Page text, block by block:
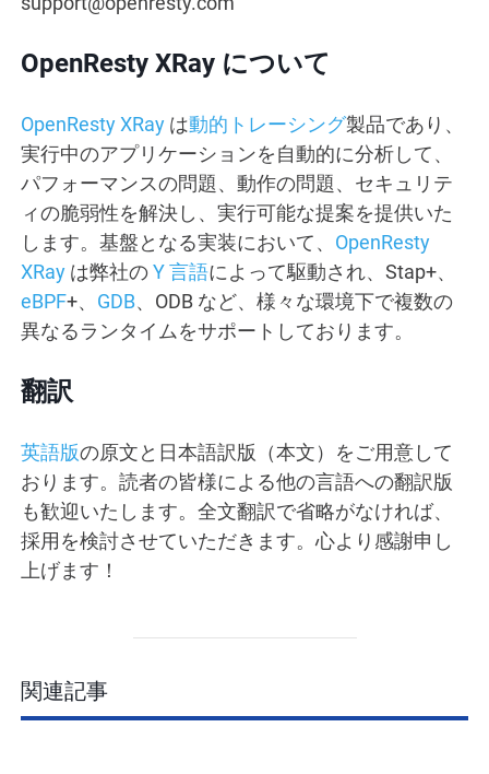
OpenResty XRay について
OpenResty XRay は動的トレーシング製品であり、
実行中のアプリケーションを自動的に分析して、
パフォーマンスの問題、動作の問題、セキュリテ
ィの脆弱性を解決し、実行可能な提案を提供いた
します。基盤となる実装において、 OpenResty
XRay は弊社のY 言語によって駆動され、Stap+、
eBPF+、 GDB、ODB など、様々な環境下で複数の
異なるランタイムをサポートしております。
翻訳
英語版の原文と日本語訳版（本文）をご用意して
おります。読者の皆様による他の言語への翻訳版
も歓迎いたします。全文翻訳で省略がなければ、
採用を検討させていただきます。心より感謝申し
上げます！
関連記事